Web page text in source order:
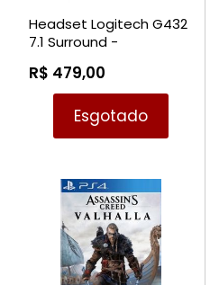
Headset Logitech G432
7.1 Surround -
ONE/SWITCH/PC
R$ 479,00
Esgotado